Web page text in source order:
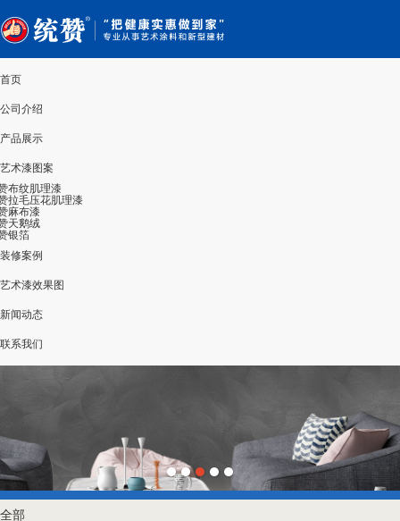
首页
公司介绍
产品展示
艺术漆图案
布纹肌理漆
拉毛压花肌理漆
麻布漆
天鹅绒
银箔
装修案例
艺术漆效果图
新闻动态
联系我们
全部